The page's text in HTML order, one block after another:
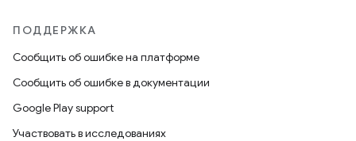
ПОДДЕРЖКА
Сообщить об ошибке на платформе
Сообщить об ошибке в документации
Google Play support
Участвовать в исследованиях